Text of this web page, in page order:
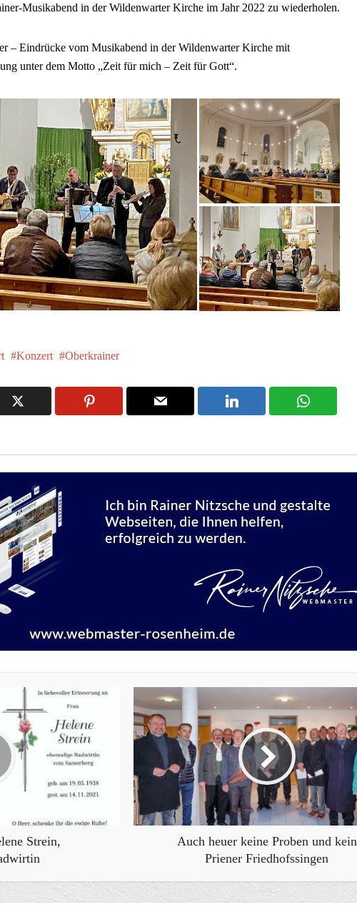
Musikabend in der Wildenwarter Kirche im Jahr 2022 zu wiederholen.
– Eindrücke vom Musikabend in der Wildenwarter Kirche mit
unter dem Motto „Zeit für mich – Zeit für Gott“.
Konzert Oberkrainer
Strein,
Auch heuer keine Proben und kein
Priener Friedhofssingen